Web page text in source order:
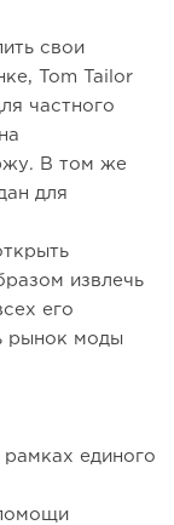
свои
Tom Tailor
частного
В том же
для
извлечь
его
рынок моды
единого